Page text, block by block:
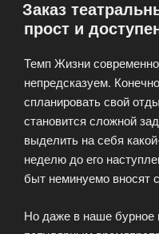
Tickets»
Заказ
прост и
Темп Жизни
непредсказуем.
спланировать свой
становится сложной
выделить на себя
неделю до его
быт неминуемо вносят
Но даже в наше бурное